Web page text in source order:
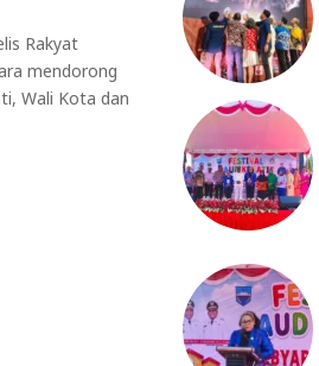
Rakyat
mendorong
Wali Kota dan